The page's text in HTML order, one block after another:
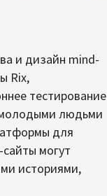
и дизайн mind-
Rix,
тестирование
молодыми людьми
для
могут
историями,